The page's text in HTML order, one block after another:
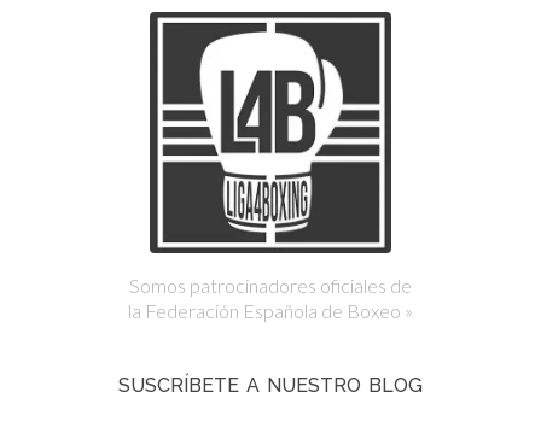
Somos patrocinadores oficiales de
la Federación Española de Boxeo »
SUSCRÍBETE A NUESTRO BLOG